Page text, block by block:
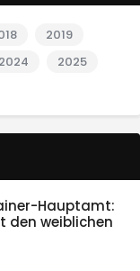
2019
2024
2025
Hauptamt:
den weiblichen